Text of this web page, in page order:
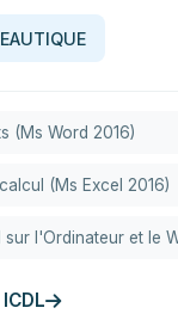
(Ms Word 2016)
(Ms Excel 2016)
sur l'Ordinateur et le